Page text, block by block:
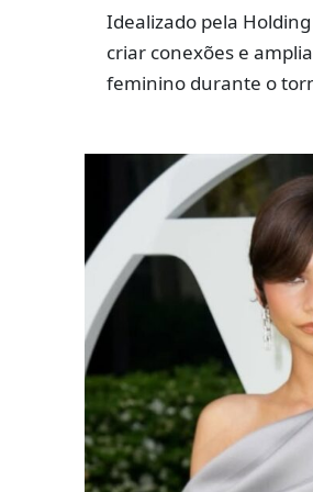
Idealizado pela
criar conexões e
feminino durante o